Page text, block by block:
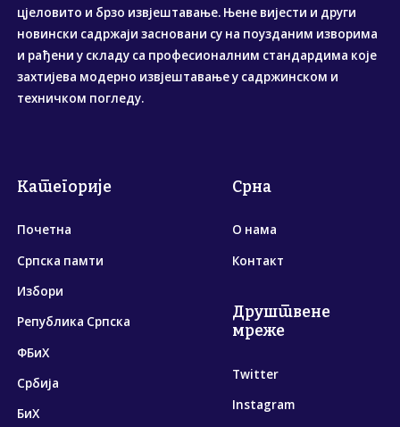
цјеловито и брзо извјештавање. Њене вијести и други
новински садржаји засновани су на поузданим изворима
и рађени у складу са професионалним стандардима које
захтијева модерно извјештавање у садржинском и
техничком погледу.
Категорије
Почетна
Српска памти
Избори
Република Српска
ФБиХ
Србија
БиХ
Срна
О нама
Контакт
Друштвене
мреже
Twitter
Instagram